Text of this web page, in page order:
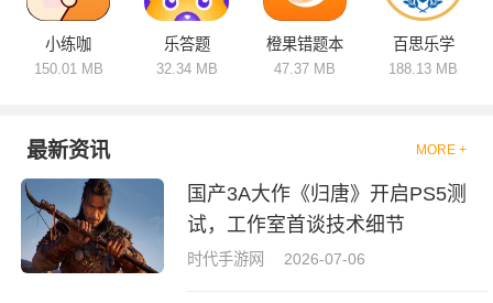
小练咖
150.01 MB
乐答题
32.34 MB
橙果错题本
47.37 MB
百思乐学
188.13 MB
最新资讯 MORE +
国产3A大作《归唐》开启PS5测
试，工作室首谈技术细节
时代手游网 2026-07-06